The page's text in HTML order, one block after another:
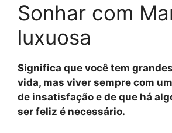
Sonhar com
luxuosa
Significa que você tem
vida, mas viver sempre com
de insatisfação e de que há
ser feliz é necessário.